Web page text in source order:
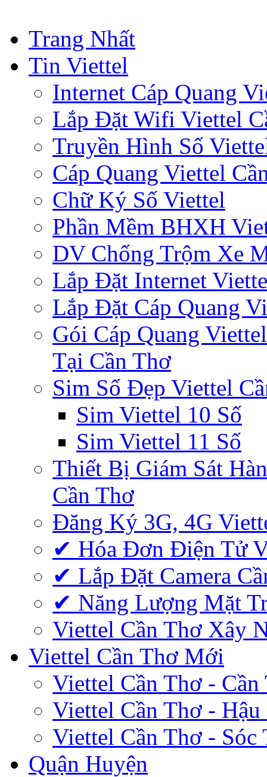
Trang Nhất
Tin Viettel
Internet Cáp Quang
Lắp Đặt Wifi Viettel
Truyền Hình Số
Cáp Quang Viettel
Chữ Ký Số Viettel
Phần Mềm BHXH
DV Chống Trộm Xe
Lắp Đặt Internet
Lắp Đặt Cáp Quang
Gói Cáp Quang
Tại Cần Thơ
Sim Số Đẹp Viettel
Sim Viettel 10 Số
Sim Viettel 11 Số
Thiết Bị Giám Sát
Cần Thơ
Đăng Ký 3G, 4G
✔‎ Hóa Đơn Điện Tử
✔‎ Lắp Đặt Camera
✔‎ Năng Lượng Mặt
Viettel Cần Thơ Xây
Viettel Cần Thơ Mới
Viettel Cần Thơ - Cần
Viettel Cần Thơ - Hậu
Viettel Cần Thơ - Sóc
Quận Huyện